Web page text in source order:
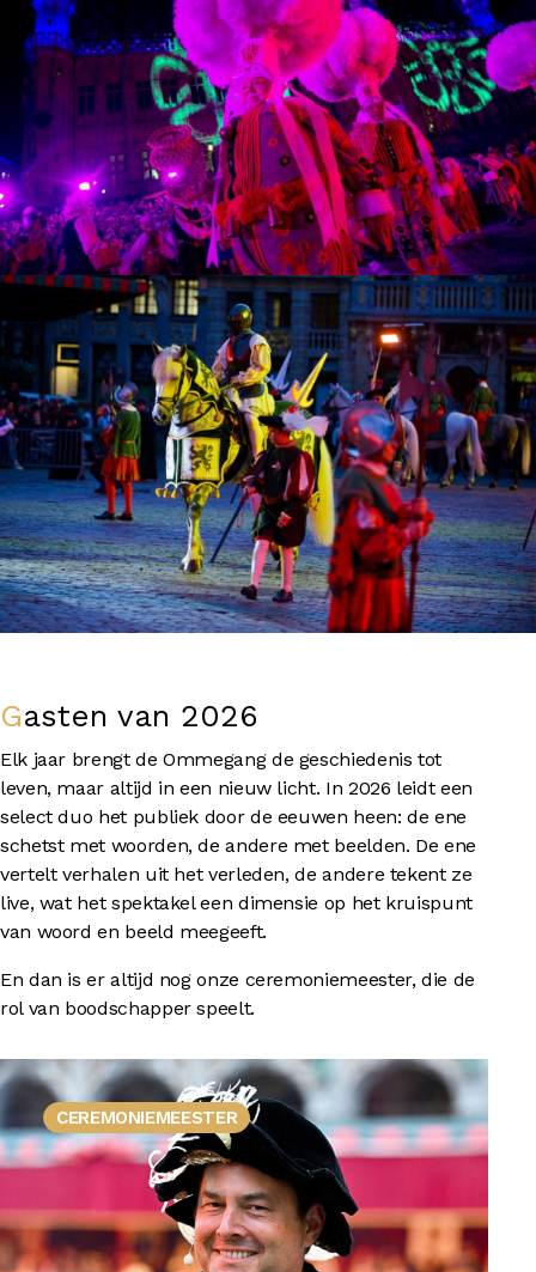
Gasten van 2026
Elk jaar brengt de Ommegang de geschiedenis tot
leven, maar altijd in een nieuw licht. In 2026 leidt een
select duo het publiek door de eeuwen heen: de ene
schetst met woorden, de andere met beelden. De ene
vertelt verhalen uit het verleden, de andere tekent ze
live, wat het spektakel een dimensie op het kruispunt
van woord en beeld meegeeft.
En dan is er altijd nog onze ceremoniemeester, die de
rol van boodschapper speelt.
CEREMONIEMEESTER